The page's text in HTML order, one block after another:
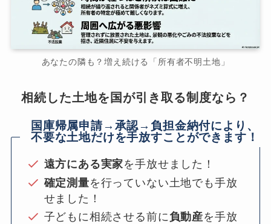
あなたの隣も？増え続ける「所有者不明土地」
相続した土地を国が引き取る制度なら？
国庫帰属申請→承認→負担金納付により、
不要な土地だけを手放すことができます！
遠方にある実家を手放せました！
確定測量を行っていない土地でも手放
せました！
子どもに相続させる前に負動産を手放